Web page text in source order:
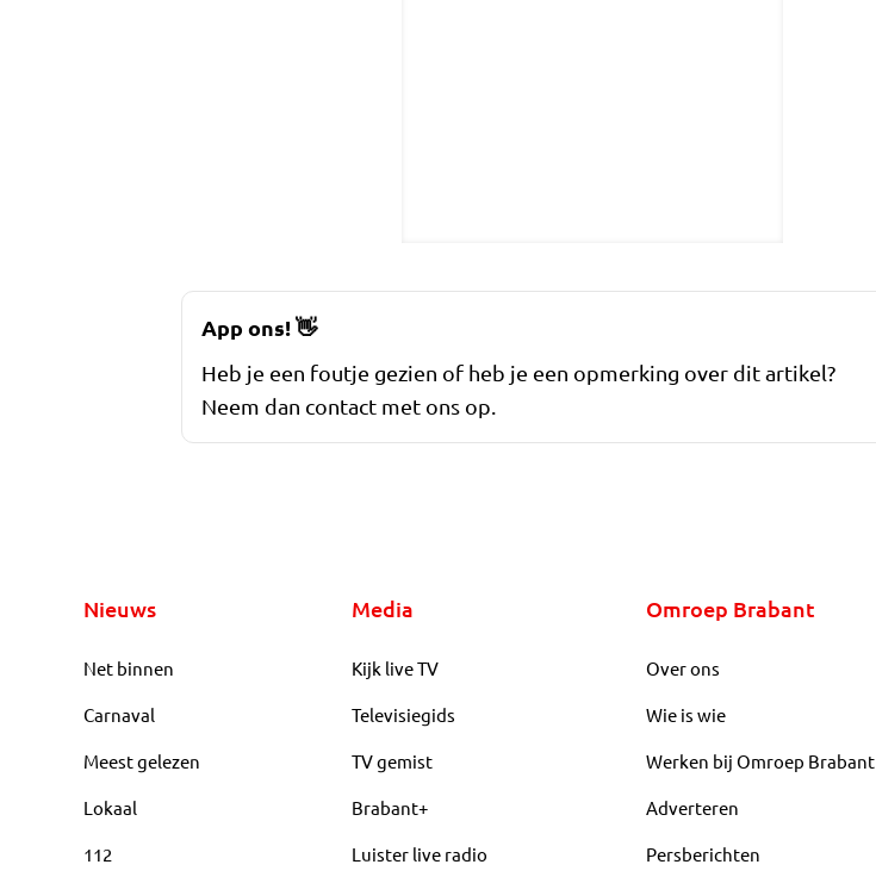
App ons!👋
Heb je een foutje gezien of heb je een opmerking over dit artikel?
Neem dan contact met ons op.
Nieuws
Net binnen
Carnaval
Meest gelezen
Lokaal
112
Media
Kijk live TV
Televisiegids
TV gemist
Brabant+
Luister live radio
Omroep Brabant
Over ons
Wie is wie
Werken bij Omroep Brabant
Adverteren
Persberichten